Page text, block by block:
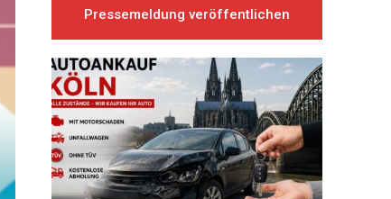
Pressemeldung veröffentlichen